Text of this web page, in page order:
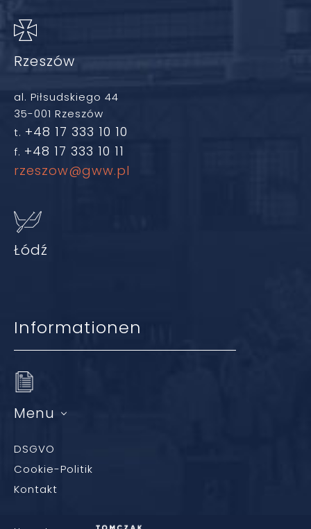
Rzeszów
al. Piłsudskiego 44
35-001 Rzeszów
t. +48 17 333 10 10
f. +48 17 333 10 11
rzeszow@gww.pl
Łódź
Informationen
Menu
DSGVO
Cookie-Politik
Kontakt